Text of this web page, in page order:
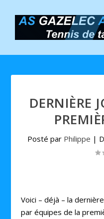
DERNIÈRE
Posté par Philippe |
Voici – déjà – la
par équipes de la